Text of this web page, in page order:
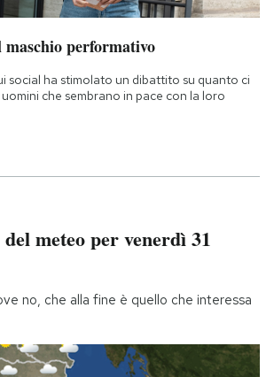
maschio performativo
social ha stimolato un dibattito su quanto ci
che sembrano in pace con la loro
meteo per venerdì 31
no, che alla fine è quello che interessa